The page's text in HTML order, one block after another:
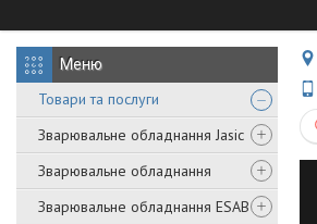
Товари та послуги
Зварювальне обладнання Jasic
Зварювальне обладнання
Зварювальне обладнання ESAB